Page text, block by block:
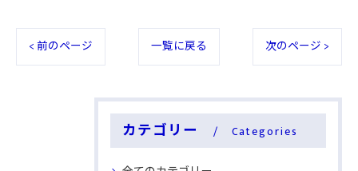
< 前のページ 一覧に戻る 次のページ >
カテゴリー Categories